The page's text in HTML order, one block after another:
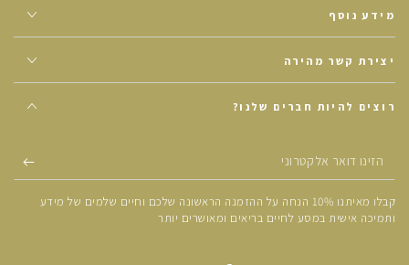
מידע נוסף
יצירת קשר מהירה
רוצים להיות חברים שלנו?
הזינו
דואר
אלקטרוני
קבלו מאיתנו 10% הנחה על ההזמנה הראשונה שלכם וחיים שלמים של מידע
ותמיכה אישית במסע לחיים בריאים ומאושרים יותר